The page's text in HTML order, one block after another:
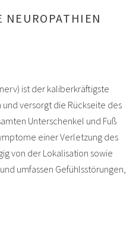
NEUROPATHIEN
ist der kaliberkräftigste
versorgt die Rückseite des
Unterschenkel und Fuß
einer Verletzung des
von der Lokalisation sowie
umfassen Gefühlsstörungen,